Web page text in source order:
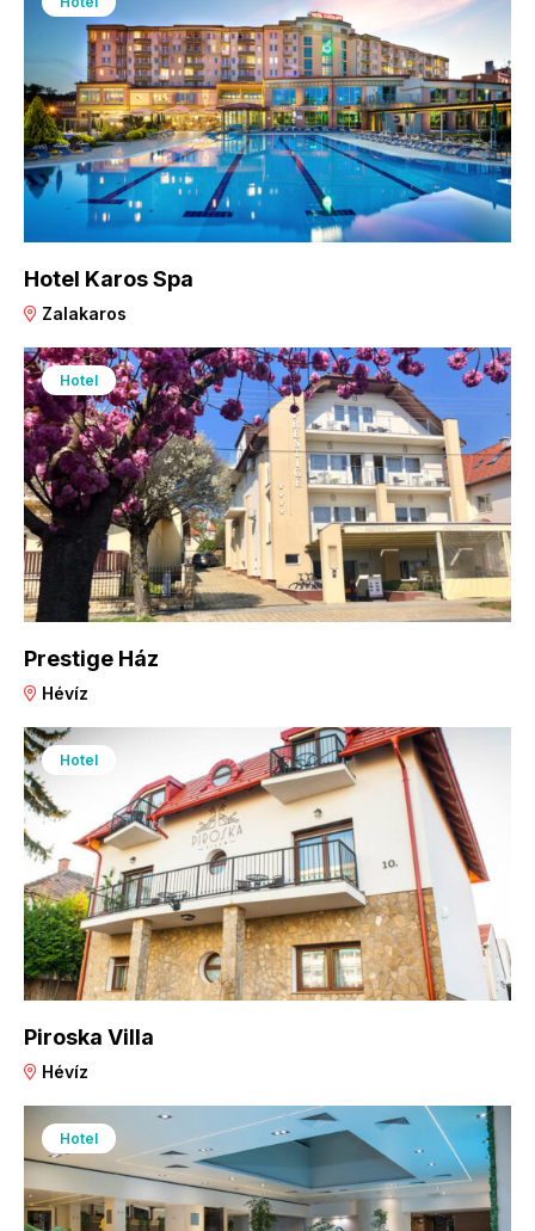
Hotel Karos Spa
Zalakaros
Hotel
Prestige Ház
Hévíz
Hotel
Piroska Villa
Hévíz
Hotel